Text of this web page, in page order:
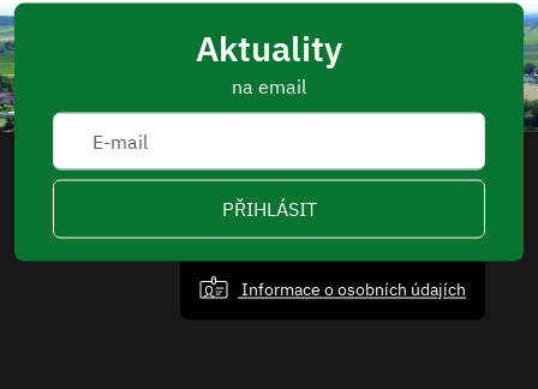
Aktuality
na email
PŘIHLÁSIT
Informace o osobních údajích